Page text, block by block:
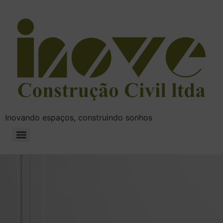
Inovando espaços, construindo sonhos